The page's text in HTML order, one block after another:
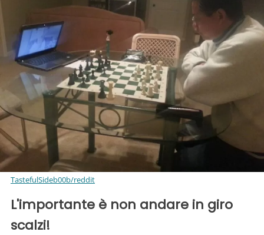
TastefulSideb00b/reddit
L'importante è non andare in giro
scalzi!